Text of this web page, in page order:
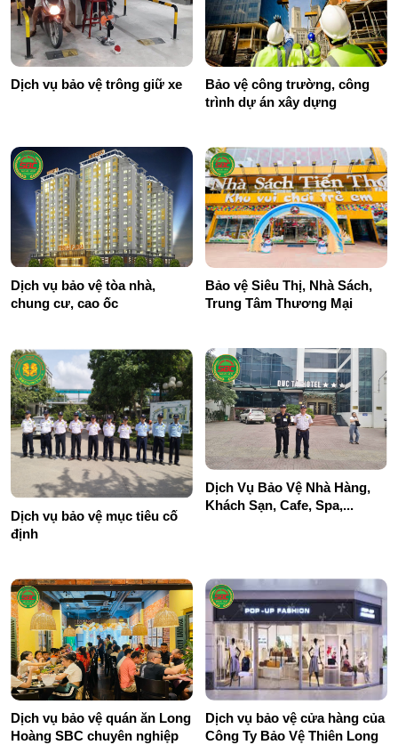
Dịch vụ bảo vệ trông giữ xe
Bảo vệ công trường, công
trình dự án xây dựng
Dịch vụ bảo vệ tòa nhà,
chung cư, cao ốc
Bảo vệ Siêu Thị, Nhà Sách,
Trung Tâm Thương Mại
Dịch vụ bảo vệ mục tiêu cố
định
Dịch Vụ Bảo Vệ Nhà Hàng,
Khách Sạn, Cafe, Spa,...
Dịch vụ bảo vệ quán ăn Long
Hoàng SBC chuyên nghiệp
Dịch vụ bảo vệ cửa hàng của
Công Ty Bảo Vệ Thiên Long